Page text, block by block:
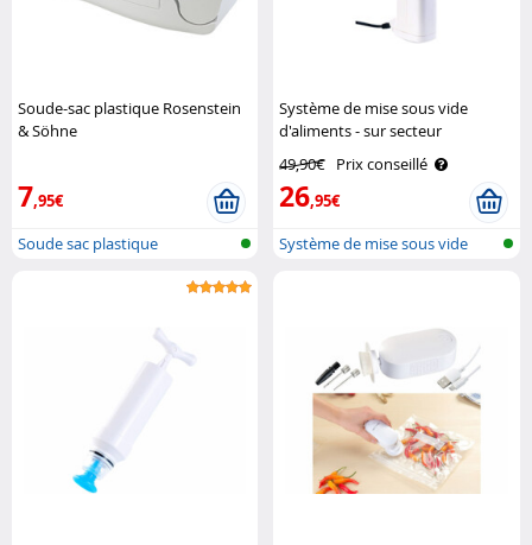
Soude-sac plastique Rosenstein
& Söhne
7,95€
Soude sac plastique
Système de mise sous vide
d'aliments - sur secteur
Rosenstein & Söhne
49,90€ Prix conseillé
26,95€
Système de mise sous vide